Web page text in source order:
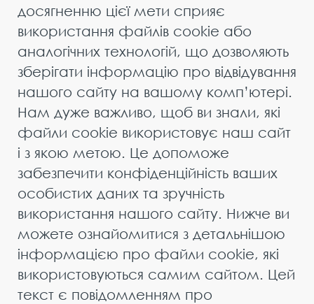
досягненню цієї мети сприяє
використання файлів cookie або
аналогічних технологій, що дозволяють
зберігати інформацію про відвідування
нашого сайту на вашому комп’ютері.
Нам дуже важливо, щоб ви знали, які
файли cookie використовує наш сайт
і з якою метою. Це допоможе
забезпечити конфіденційність ваших
особистих даних та зручність
використання нашого сайту. Нижче ви
можете ознайомитися з детальнішою
інформацією про файли cookie, які
використовуються самим сайтом. Цей
текст є повідомленням про